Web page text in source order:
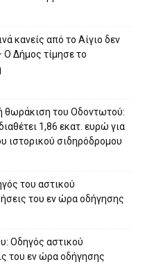
κανείς από το Αίγιο δεν
O Δήμος τίμησε το
θωράκιση του Οδοντωτού:
1,86 εκατ. ευρώ για
ιστορικού σιδηρόδρομου
του αστικού
του εν ώρα οδήγησης
Οδηγός αστικού
του εν ώρα οδήγησης